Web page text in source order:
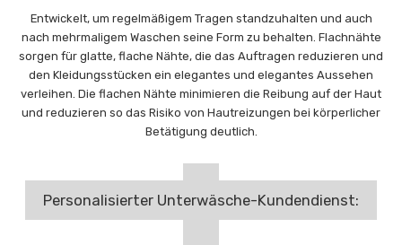
Entwickelt, um regelmäßigem Tragen standzuhalten und auch
nach mehrmaligem Waschen seine Form zu behalten. Flachnähte
sorgen für glatte, flache Nähte, die das Auftragen reduzieren und
den Kleidungsstücken ein elegantes und elegantes Aussehen
verleihen. Die flachen Nähte minimieren die Reibung auf der Haut
und reduzieren so das Risiko von Hautreizungen bei körperlicher
Betätigung deutlich.
Personalisierter Unterwäsche-Kundendienst: